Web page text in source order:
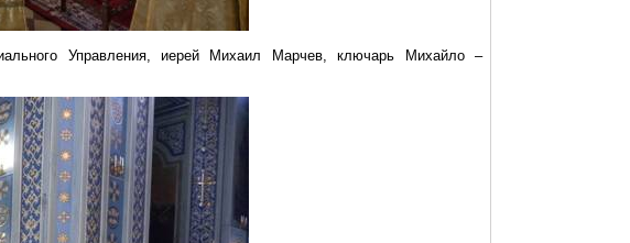
Управления, иерей Михаил Марчев, ключарь Михайло –